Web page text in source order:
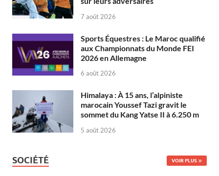
7 août 2026
Sports Équestres : Le Maroc qualifié
aux Championnats du Monde FEI
2026 en Allemagne
6 août 2026
Himalaya : À 15 ans, l’alpiniste
marocain Youssef Tazi gravit le
sommet du Kang Yatse II à 6.250 m
5 août 2026
SOCIÉTÉ VOIR PLUS